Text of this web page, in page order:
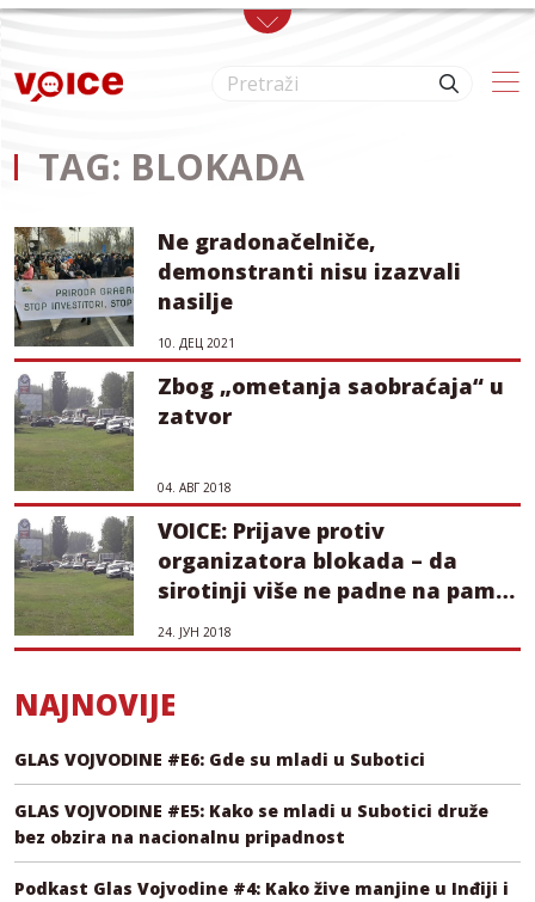
Skip to main content
TAG: BLOKADA
Ne gradonačelniče,
demonstranti nisu izazvali
nasilje
10. ДЕЦ 2021
Zbog „ometanja saobraćaja“ u
zatvor
04. АВГ 2018
VOICE: Prijave protiv
organizatora blokada – da
sirotinji više ne padne na pamet
da protestuje
24. ЈУН 2018
NAJNOVIJE
GLAS VOJVODINE #E6: Gde su mladi u Subotici
GLAS VOJVODINE #E5: Kako se mladi u Subotici druže
bez obzira na nacionalnu pripadnost
Podkast Glas Vojvodine #4: Kako žive manjine u Inđiji i